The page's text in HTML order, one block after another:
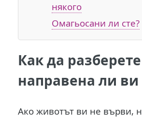
някого
Омагьосани ли сте?
Как да разберете
направена ли
Ако животът ви не върви,